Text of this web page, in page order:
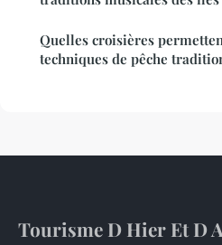
Quelles croisières
techniques de pêche
Tourisme D Hier Et D